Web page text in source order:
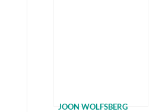
JOON WOLFSBERG